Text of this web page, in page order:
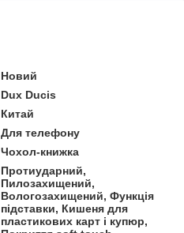
Новий
Dux Ducis
Китай
Для телефону
Чохол-книжка
Протиударний,
Пилозахищений,
Вологозахищений, Функція
підставки, Кишеня для
пластикових карт і купюр,